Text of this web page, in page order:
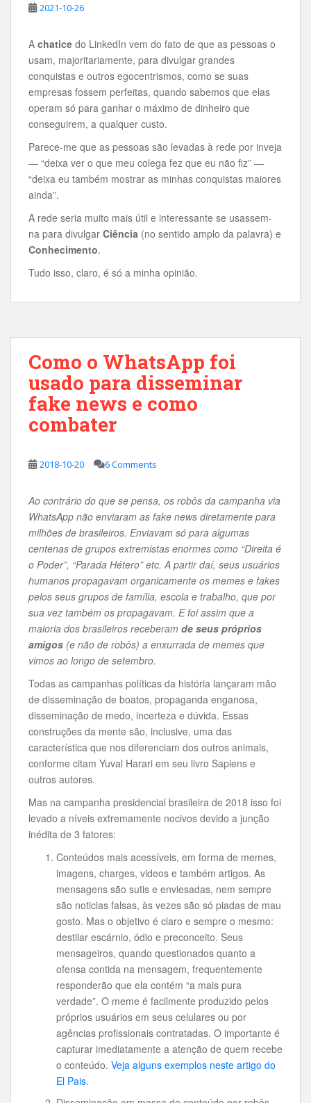
2021-10-26
A chatice do LinkedIn vem do fato de que as pessoas o
usam, majoritariamente, para divulgar grandes
conquistas e outros egocentrismos, como se suas
empresas fossem perfeitas, quando sabemos que elas
operam só para ganhar o máximo de dinheiro que
conseguirem, a qualquer custo.
Parece-me que as pessoas são levadas à rede por inveja
— “deixa ver o que meu colega fez que eu não fiz” —
“deixa eu também mostrar as minhas conquistas maiores
ainda”.
A rede seria muito mais útil e interessante se usassem-
na para divulgar Ciência (no sentido amplo da palavra) e
Conhecimento.
Tudo isso, claro, é só a minha opinião.
Como o WhatsApp foi
usado para disseminar
fake news e como
combater
2018-10-20 6 Comments
Ao contrário do que se pensa, os robôs da campanha via
WhatsApp não enviaram as fake news diretamente para
milhões de brasileiros. Enviavam só para algumas
centenas de grupos extremistas enormes como “Direita é
o Poder”, “Parada Hétero” etc. A partir daí, seus usuários
humanos propagavam organicamente os memes e fakes
pelos seus grupos de família, escola e trabalho, que por
sua vez também os propagavam. E foi assim que a
maioria dos brasileiros receberam de seus próprios
amigos (e não de robôs) a enxurrada de memes que
vimos ao longo de setembro.
Todas as campanhas políticas da história lançaram mão
de disseminação de boatos, propaganda enganosa,
disseminação de medo, incerteza e dúvida. Essas
construções da mente são, inclusive, uma das
característica que nos diferenciam dos outros animais,
conforme citam Yuval Harari em seu livro Sapiens e
outros autores.
Mas na campanha presidencial brasileira de 2018 isso foi
levado a níveis extremamente nocivos devido a junção
inédita de 3 fatores:
Conteúdos mais acessíveis, em forma de memes,
imagens, charges, videos e também artigos. As
mensagens são sutis e enviesadas, nem sempre
são noticias falsas, às vezes são só piadas de mau
gosto. Mas o objetivo é claro e sempre o mesmo:
destilar escárnio, ódio e preconceito. Seus
mensageiros, quando questionados quanto a
ofensa contida na mensagem, frequentemente
responderão que ela contém “a mais pura
verdade”. O meme é facilmente produzido pelos
próprios usuários em seus celulares ou por
agências profissionais contratadas. O importante é
capturar imediatamente a atenção de quem recebe
o conteúdo. Veja alguns exemplos neste artigo do
El Pais.